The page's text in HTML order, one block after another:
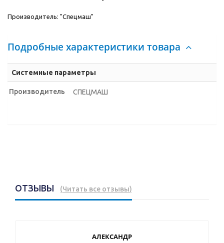
Производитель: "Спецмаш"
Подробные характеристики товара
Системные параметры
Производитель СПЕЦМАШ
ОТЗЫВЫ (Читать все отзывы)
АЛЕКСАНДР